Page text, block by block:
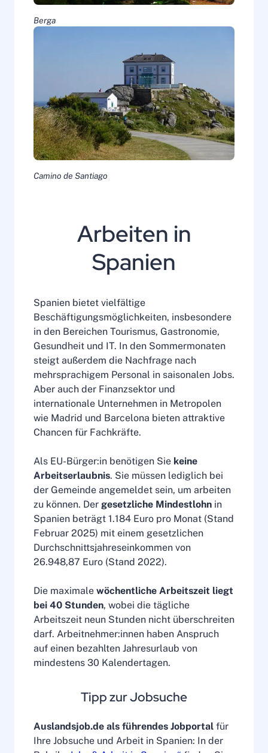
Berga
Camino de Santiago
Arbeiten in
Spanien
Spanien bietet vielfältige
Beschäftigungsmöglichkeiten, insbesondere
in den Bereichen Tourismus, Gastronomie,
Gesundheit und IT. In den Sommermonaten
steigt außerdem die Nachfrage nach
mehrsprachigem Personal in saisonalen Jobs.
Aber auch der Finanzsektor und
internationale Unternehmen in Metropolen
wie Madrid und Barcelona bieten attraktive
Chancen für Fachkräfte.
Als EU-Bürger:in benötigen Sie keine
Arbeitserlaubnis. Sie müssen lediglich bei
der Gemeinde angemeldet sein, um arbeiten
zu können. Der gesetzliche Mindestlohn in
Spanien beträgt 1.184 Euro pro Monat (Stand
Februar 2025) mit einem gesetzlichen
Durchschnittsjahreseinkommen von
26.948,87 Euro (Stand 2022).
Die maximale wöchentliche Arbeitszeit liegt
bei 40 Stunden, wobei die tägliche
Arbeitszeit neun Stunden nicht überschreiten
darf. Arbeitnehmer:innen haben Anspruch
auf einen bezahlten Jahresurlaub von
mindestens 30 Kalendertagen.
Tipp zur Jobsuche
Auslandsjob.de als führendes Jobportal für
Ihre Jobsuche und Arbeit in Spanien: In der